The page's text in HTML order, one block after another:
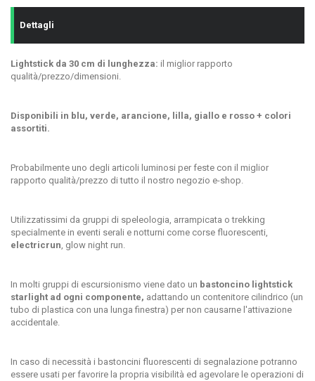
Dettagli
Lightstick da 30 cm di lunghezza: il miglior rapporto
qualità/prezzo/dimensioni.
Disponibili in blu, verde, arancione, lilla, giallo e rosso + colori
assortiti.
Probabilmente uno degli articoli luminosi per feste con il miglior
rapporto qualità/prezzo di tutto il nostro negozio e-shop.
Utilizzatissimi da gruppi di speleologia, arrampicata o trekking
specialmente in eventi serali e notturni come corse fluorescenti,
electricrun, glow night run.
In molti gruppi di escursionismo viene dato un bastoncino lightstick
starlight ad ogni componente, adattando un contenitore cilindrico (un
tubo di plastica con una lunga finestra) per non causarne l'attivazione
accidentale.
In caso di necessità i bastoncini fluorescenti di segnalazione potranno
essere usati per favorire la propria visibilità ed agevolare le operazioni di